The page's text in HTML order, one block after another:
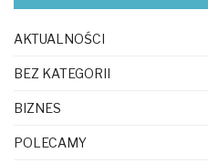
AKTUALNOŚCI
BEZ KATEGORII
BIZNES
POLECAMY